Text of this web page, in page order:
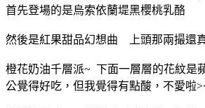
首先登場的是烏索依蘭堤黑櫻桃乳酪
然後是紅果甜品幻想曲 上頭那兩撮還
橙花奶油千層派~ 下面一層層的花紋是
公覺得好吃，但我覺得有點酸，不愛啦